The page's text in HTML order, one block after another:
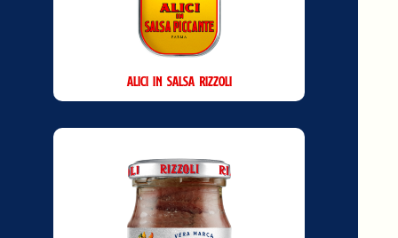
Alici in Salsa Rizzoli